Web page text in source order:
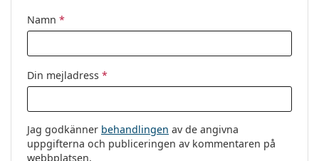
Namn *
Din mejladress *
Jag godkänner behandlingen av de angivna
uppgifterna och publiceringen av kommentaren på
webbplatsen.